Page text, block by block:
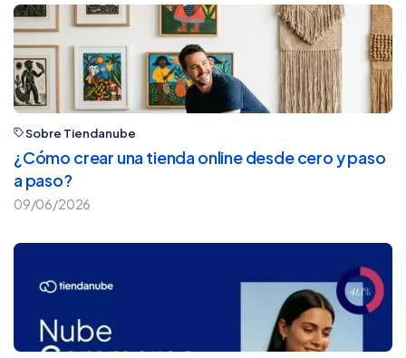
Sobre Tiendanube
¿Cómo crear una tienda online desde cero y paso
a paso?
09/06/2026